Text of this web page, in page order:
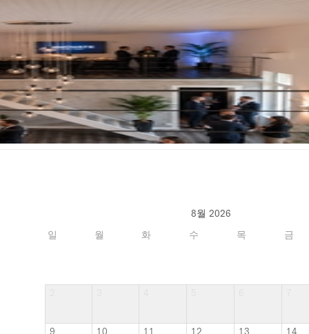
8월 2026
일
월 화 수 목 금
9 10 11 12 13 14